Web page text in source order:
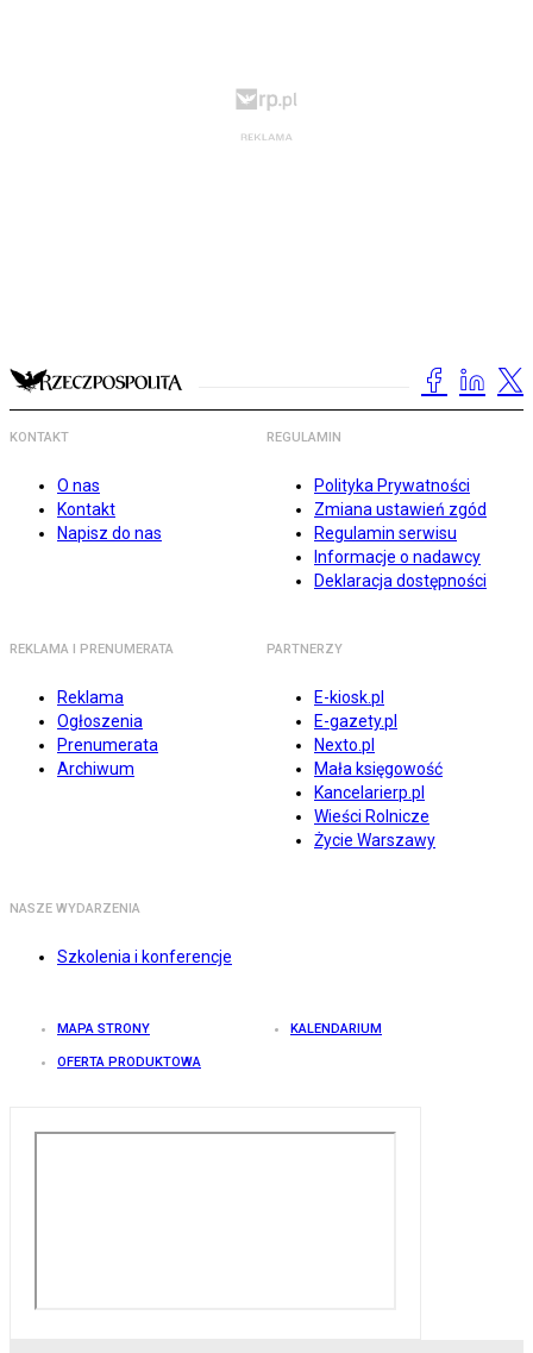
KONTAKT
O nas
Kontakt
Napisz do nas
REGULAMIN
Polityka Prywatności
Zmiana ustawień zgód
Regulamin serwisu
Informacje o nadawcy
Deklaracja dostępności
REKLAMA I PRENUMERATA
Reklama
Ogłoszenia
Prenumerata
Archiwum
PARTNERZY
E-kiosk.pl
E-gazety.pl
Nexto.pl
Mała księgowość
Kancelarierp.pl
Wieści Rolnicze
Życie Warszawy
NASZE WYDARZENIA
Szkolenia i konferencje
MAPA STRONY KALENDARIUM
OFERTA PRODUKTOWA